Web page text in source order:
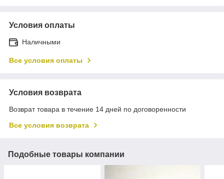
Условия оплаты
Наличными
Все условия оплаты
Условия возврата
Возврат товара в течение 14 дней по договоренности
Все условия возврата
Подобные товары компании